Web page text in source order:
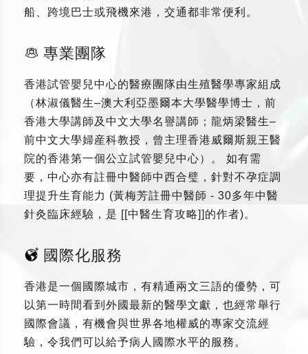
船、跨境巴士或飛機來港，交通都非常便利。
專業團隊
香港試管嬰兒中心的醫療團隊由生殖醫學專家組成
（林淑儀醫生–澳大利亞墨爾本大學醫學博士，前
香港大學講師及中文大學名譽講師；龍炳梁醫生–
前中文大學婦産科教授，曾主理香港威爾斯親王醫
院的香港第一個公立試管嬰兒中心）。 如有需
要，中心亦有註冊中醫師中西合璧，針對不孕症調
理提升生育能力 (黃梅芳註冊中醫師 - 30多年中醫
針灸臨床經驗，是 [[中醫生育攻略]]的作者)。
國際化服務
香港是一個國際城市，有精通兩文三語的優勢，可
以第一時間看到外國最新的醫學文獻，也經常舉行
國際會議，有機會與世界各地權威的專家交流經
驗，令我們可以給予病人國際水平的服務。